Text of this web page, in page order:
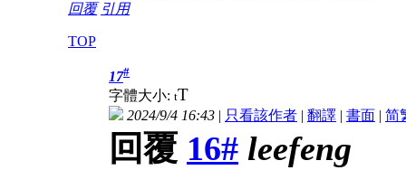
回覆 引用
TOP
17#
字體大小: tT
2024/9/4 16:43 | 只看該作者 | 翻譯 | 書面 | 简
回覆 16# leefeng